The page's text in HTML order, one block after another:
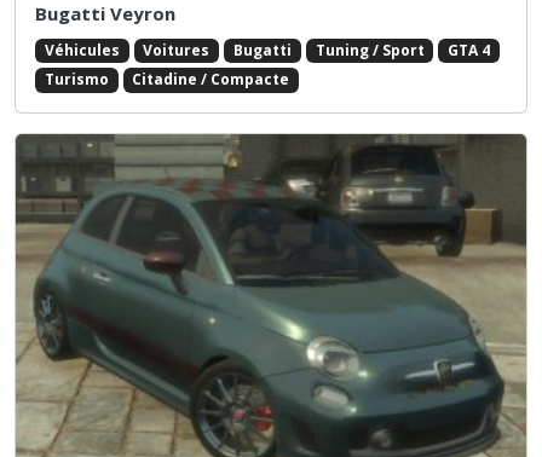
Bugatti Veyron
Véhicules Voitures Bugatti Tuning / Sport
GTA 4
Turismo
Citadine / Compacte